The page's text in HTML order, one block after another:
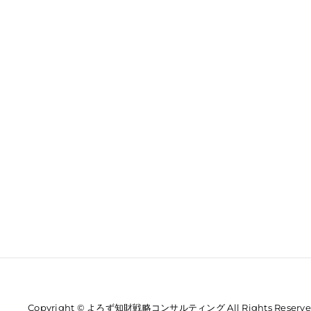
Copyright © よろず知財戦略コンサルティング All Rights